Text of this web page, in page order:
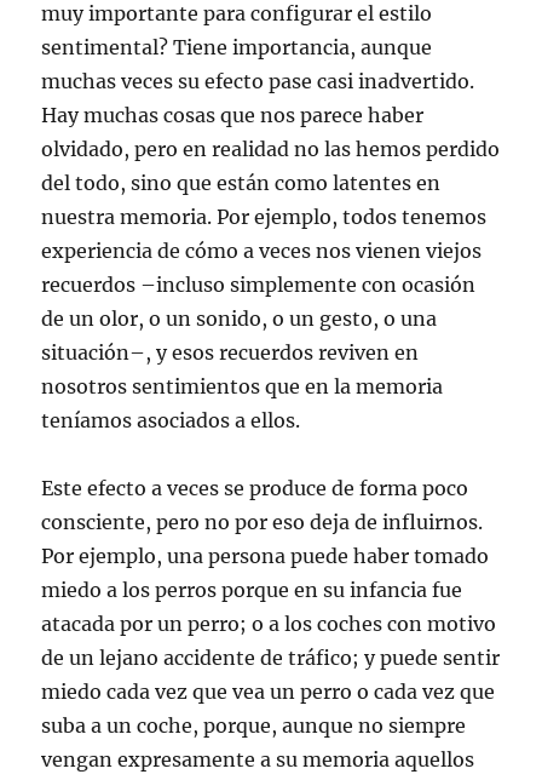
muy importante para configurar el estilo
sentimental? Tiene importancia, aunque
muchas veces su efecto pase casi inadvertido.
Hay muchas cosas que nos parece haber
olvidado, pero en realidad no las hemos perdido
del todo, sino que están como latentes en
nuestra memoria. Por ejemplo, todos tenemos
experiencia de cómo a veces nos vienen viejos
recuerdos –incluso simplemente con ocasión
de un olor, o un sonido, o un gesto, o una
situación–, y esos recuerdos reviven en
nosotros sentimientos que en la memoria
teníamos asociados a ellos.
Este efecto a veces se produce de forma poco
consciente, pero no por eso deja de influirnos.
Por ejemplo, una persona puede haber tomado
miedo a los perros porque en su infancia fue
atacada por un perro; o a los coches con motivo
de un lejano accidente de tráfico; y puede sentir
miedo cada vez que vea un perro o cada vez que
suba a un coche, porque, aunque no siempre
vengan expresamente a su memoria aquellos